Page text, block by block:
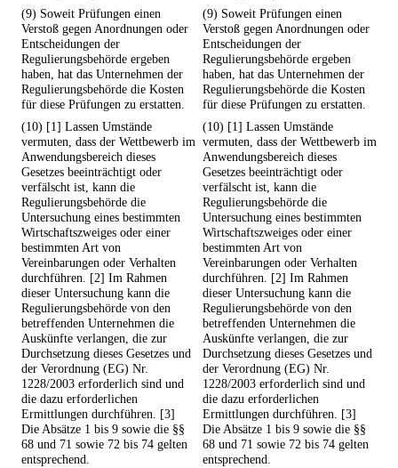
(9) Soweit Prüfungen einen
Verstoß gegen Anordnungen oder
Entscheidungen der
Regulierungsbehörde ergeben
haben, hat das Unternehmen der
Regulierungsbehörde die Kosten
für diese Prüfungen zu erstatten.
(9) Soweit Prüfungen einen
Verstoß gegen Anordnungen oder
Entscheidungen der
Regulierungsbehörde ergeben
haben, hat das Unternehmen der
Regulierungsbehörde die Kosten
für diese Prüfungen zu erstatten.
(10) [1] Lassen Umstände
vermuten, dass der Wettbewerb im
Anwendungsbereich dieses
Gesetzes beeinträchtigt oder
verfälscht ist, kann die
Regulierungsbehörde die
Untersuchung eines bestimmten
Wirtschaftszweiges oder einer
bestimmten Art von
Vereinbarungen oder Verhalten
durchführen. [2] Im Rahmen
dieser Untersuchung kann die
Regulierungsbehörde von den
betreffenden Unternehmen die
Auskünfte verlangen, die zur
Durchsetzung dieses Gesetzes und
der Verordnung (EG) Nr.
1228/2003 erforderlich sind und
die dazu erforderlichen
Ermittlungen durchführen. [3]
Die Absätze 1 bis 9 sowie die §§
68 und 71 sowie 72 bis 74 gelten
entsprechend.
(10) [1] Lassen Umstände
vermuten, dass der Wettbewerb im
Anwendungsbereich dieses
Gesetzes beeinträchtigt oder
verfälscht ist, kann die
Regulierungsbehörde die
Untersuchung eines bestimmten
Wirtschaftszweiges oder einer
bestimmten Art von
Vereinbarungen oder Verhalten
durchführen. [2] Im Rahmen
dieser Untersuchung kann die
Regulierungsbehörde von den
betreffenden Unternehmen die
Auskünfte verlangen, die zur
Durchsetzung dieses Gesetzes und
der Verordnung (EG) Nr.
1228/2003 erforderlich sind und
die dazu erforderlichen
Ermittlungen durchführen. [3]
Die Absätze 1 bis 9 sowie die §§
68 und 71 sowie 72 bis 74 gelten
entsprechend.